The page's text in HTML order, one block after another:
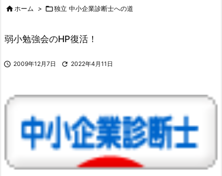
ホーム > 独立 中小企業診断士への道
弱小勉強会のHP復活！
 2009年12月7日  2022年4月11日